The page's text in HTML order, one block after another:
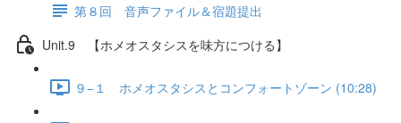
第８回 音声ファイル＆宿題提出
Unit.9 【ホメオスタシスを味方につける】
９−１ ホメオスタシスとコンフォートゾーン (10:28)